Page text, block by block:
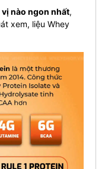
vị nào ngon nhất,
xem, liệu Whey